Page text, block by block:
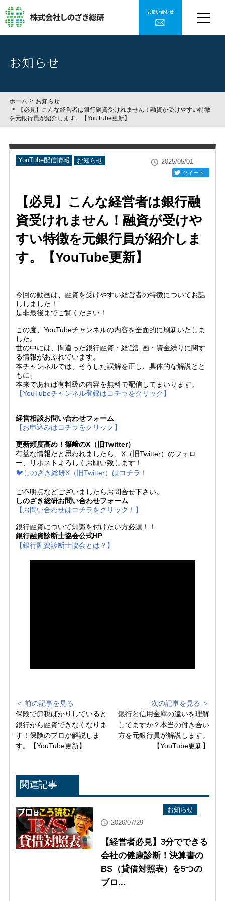
お問い合わせ
お知らせ
ホーム
お知らせ
【必見】こんな経営者は銀行融資受けれません！融資が受けやすい特徴
を元銀行員が紹介します。【YouTube更新】
YouTube配信情報 お知らせ 2025/05/01
ツイート
【必見】こんな経営者は銀行融
資受けれません！融資が受けや
すい特徴を元銀行員が紹介しま
す。【YouTube更新】
今回の動画は、融資を受けやすい経営者の特徴についてお話
ししました！
是非最後までご覧ください！
この度、YouTubeチャンネルの内容を全面的に刷新いたしま
した。
世の中には、間違った銀行融資・経営計画・資金繰りに関す
る情報があふれています。
本チャンネルでは、そうした誤解を正し、具体的な解説とと
もに、
本来であれば有料級の内容を無料で配信してまいります。
【YouTubeチャンネル登録はコチラをクリック】
経営相談お問い合わせフォーム
【お申込みはコチラをクリック】
更新頻度高め！篠﨑のX（旧Twitter）
有益な情報だと思われましたら、X（旧Twitter）のフォロ
ー、リポストよろしくお願い致します！
🐦しのざき総研X（旧Twitter）はコチラ！
ご不明点などございましたらお問合せ下さい。
しのざき総研お問い合わせフォーム
【お問い合わせはコチラをクリック！】
銀行融資について知識を付けたい方必須！！
銀行融資診断士協会公式HP
【銀行融資診断士協会とは？】
＜ 前の記事を見る
保険で節税ばかりしていると
銀行から融資できなくなりま
す！保険のプロが解説しま
す。【YouTube更新】
次の記事を見る ＞
銀行と信用金庫の違いを理解
してますか？本当の付き合い
方を元銀行員が解説します。
【YouTube更新】
関連記事
お知らせ
2026/07/29
【経営者必見】3分でできる
会社の健康診断！決算書の
BS（貸借対照表）を5つの
ブロ...